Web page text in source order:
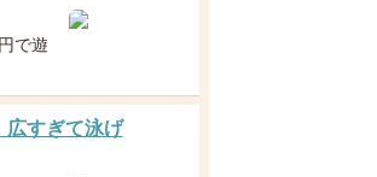
で遊
広すぎて泳げ